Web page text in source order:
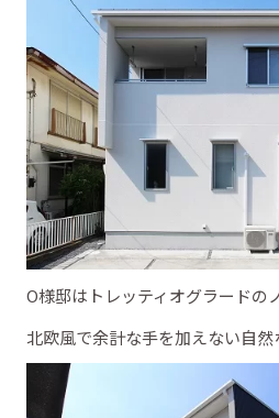
O様邸はトレッティオグラードの
北欧風で余計な手を加えない自然